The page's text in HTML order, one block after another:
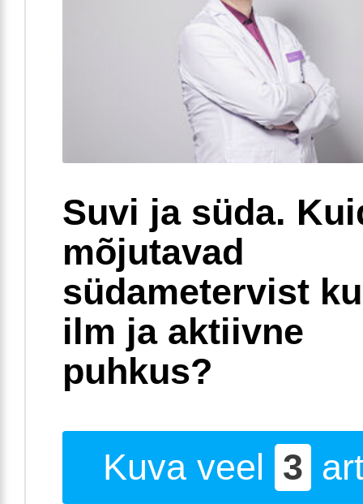
Suvi ja süda.
mõjutavad
südametervist
ilm ja aktiivne
puhkus?
Kuva veel 3